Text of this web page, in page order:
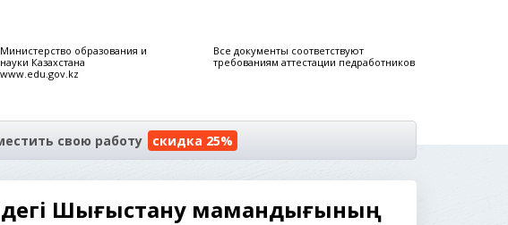
Министерство образования и
науки Казахстана
www.edu.gov.kz
Все документы соответствуют
требованиям аттестации педработников
свою работу скидка 25%
Шығыстану мамандығының